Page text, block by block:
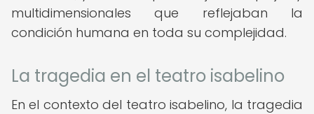
multidimensionales que reflejaban la
condición humana en toda su complejidad.
La tragedia en el teatro isabelino
En el contexto del teatro isabelino, la tragedia